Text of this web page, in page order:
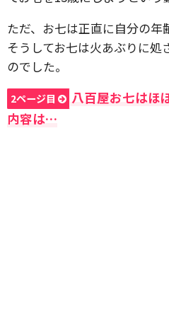
ただ、お七は正直に自分の年
そうしてお七は火あぶりに処
のでした。
2ページ目
八百屋お七はほ
内容は…